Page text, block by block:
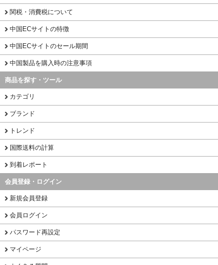
関税・消費税について
中国ECサイトの特徴
中国ECサイトのセール期間
中国製品を購入時の注意事項
商品を探す・ツール
カテゴリ
ブランド
トレンド
国際送料の計算
到着レポート
会員登録・ログイン
新規会員登録
会員ログイン
パスワード再設定
マイページ